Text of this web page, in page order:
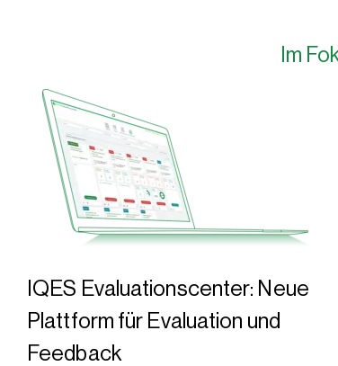
Im
IQES Evaluationscenter: Neue
Plattform für Evaluation und
Feedback